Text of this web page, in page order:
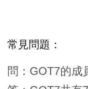
常見問題：
問：GOT7的成